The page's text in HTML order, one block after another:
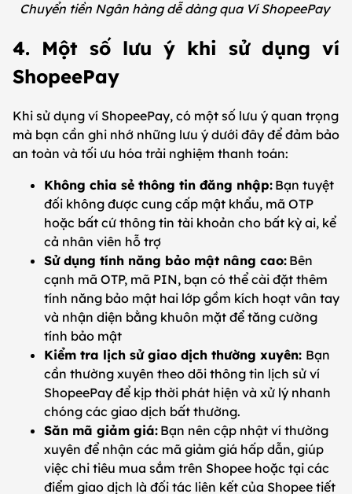
Chuyển tiền Ngân hàng dễ dàng qua Ví ShopeePay
4. Một số lưu ý khi sử dụng ví
ShopeePay
Khi sử dụng ví ShopeePay, có một số lưu ý quan trọng
mà bạn cần ghi nhớ những lưu ý dưới đây để đảm bảo
an toàn và tối ưu hóa trải nghiệm thanh toán:
Không chia sẻ thông tin đăng nhập: Bạn tuyệt
đối không được cung cấp mật khẩu, mã OTP
hoặc bất cứ thông tin tài khoản cho bất kỳ ai, kể
cả nhân viên hỗ trợ
Sử dụng tính năng bảo mật nâng cao: Bên
cạnh mã OTP, mã PIN, bạn có thể cài đặt thêm
tính năng bảo mật hai lớp gồm kích hoạt vân tay
và nhận diện bằng khuôn mặt để tăng cường
tính bảo mật
Kiểm tra lịch sử giao dịch thường xuyên: Bạn
cần thường xuyên theo dõi thông tin lịch sử ví
ShopeePay để kịp thời phát hiện và xử lý nhanh
chóng các giao dịch bất thường.
Săn mã giảm giá: Bạn nên cập nhật ví thường
xuyên để nhận các mã giảm giá hấp dẫn, giúp
việc chi tiêu mua sắm trên Shopee hoặc tại các
điểm giao dịch là đối tác liên kết của Shopee tiết